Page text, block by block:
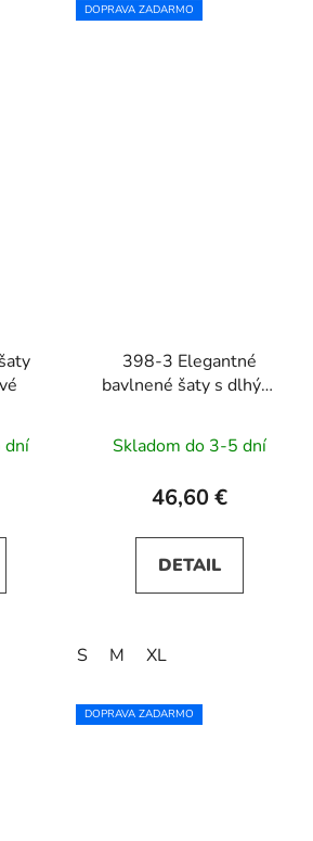
dní
DOPRAVA ZADARMO
398-3 Elegantné
bavlnené šaty s dlhým
výstrihom - béžové
Skladom do 3-5 dní
46,60 €
DETAIL
S M XL
DOPRAVA ZADARMO